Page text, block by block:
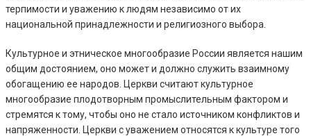
терпимости и уважению к людям независимо от их
национальной принадлежности и религиозного выбора.
Культурное и этническое многообразие России является нашим
общим достоянием, оно может и должно служить взаимному
обогащению ее народов. Церкви считают культурное
многообразие плодотворным промыслительным фактором и
стремятся к тому, чтобы оно не стало источником конфликтов и
напряженности. Церкви с уважением относятся к культуре того